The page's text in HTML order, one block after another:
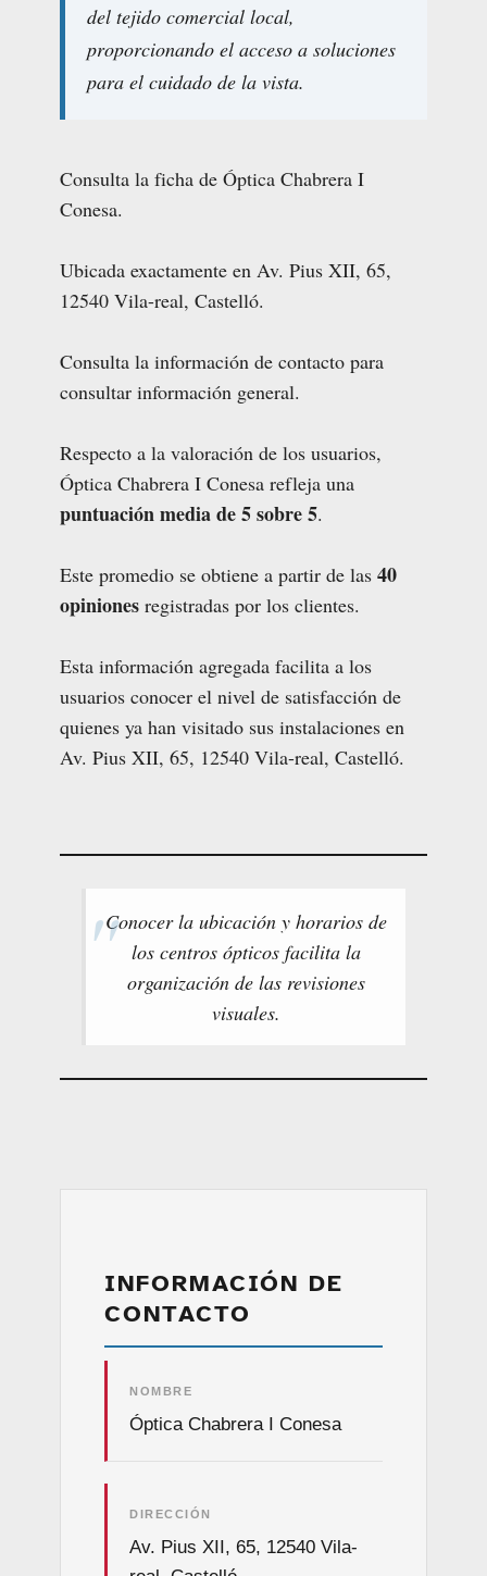
del tejido comercial local,
proporcionando el acceso a soluciones
para el cuidado de la vista.
Consulta la ficha de Óptica Chabrera I
Conesa.
Ubicada exactamente en Av. Pius XII, 65,
12540 Vila-real, Castelló.
Consulta la información de contacto para
consultar información general.
Respecto a la valoración de los usuarios,
Óptica Chabrera I Conesa refleja una
puntuación media de 5 sobre 5.
Este promedio se obtiene a partir de las 40
opiniones registradas por los clientes.
Esta información agregada facilita a los
usuarios conocer el nivel de satisfacción de
quienes ya han visitado sus instalaciones en
Av. Pius XII, 65, 12540 Vila-real, Castelló.
Conocer la ubicación y horarios de
los centros ópticos facilita la
organización de las revisiones
visuales.
INFORMACIÓN DE
CONTACTO
NOMBRE
Óptica Chabrera I Conesa
DIRECCIÓN
Av. Pius XII, 65, 12540 Vila-